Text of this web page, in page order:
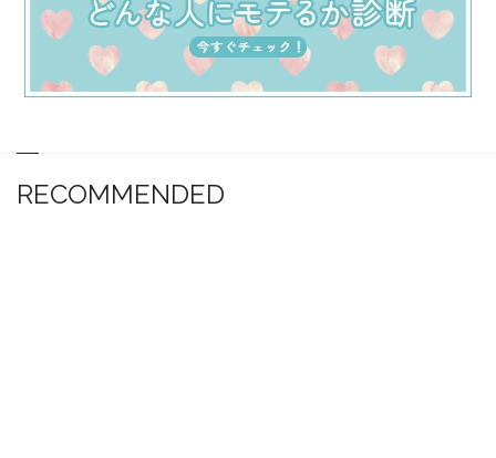
RECOMMENDED